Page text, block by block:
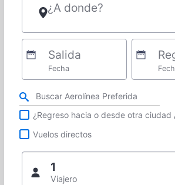
¿A donde?
Salida
Fecha
Refina tu búsqueda por aerolínea, ciudad o
¿Regreso hacia o desde otra ciudad
Vuelos directos
1
Viajero